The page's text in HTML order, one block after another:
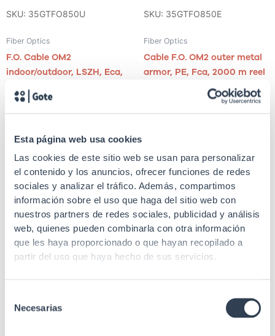
Esta página web usa cookies
Las cookies de este sitio web se usan para personalizar
el contenido y los anuncios, ofrecer funciones de redes
sociales y analizar el tráfico. Además, compartimos
información sobre el uso que haga del sitio web con
nuestros partners de redes sociales, publicidad y análisis
web, quienes pueden combinarla con otra información
que les haya proporcionado o que hayan recopilado a
partir del uso que haya hecho de sus servicios.
Necesarias
SKU: 35GTFO850U
Fiber Optics
F.O. Cable OM2
indoor/outdoor, LSZH, Eca,
2000 m coil
SKU: 35GTFO850E
Fiber Optics
Cable F.O. OM2 outer metal
armor, PE, Fca, 2000 m reel
SKU: 35GT2STSC2L
F.O. duplex patch cord, OM2
Multimode 50/125 μm ST-
UPC / SC-UPC
SKU: 35GT2ST2L
Fiber optic patch cord
F.O. duplex pigtail, OM2
Multimode 50/125 μm ST-
UPC / ST-UPC